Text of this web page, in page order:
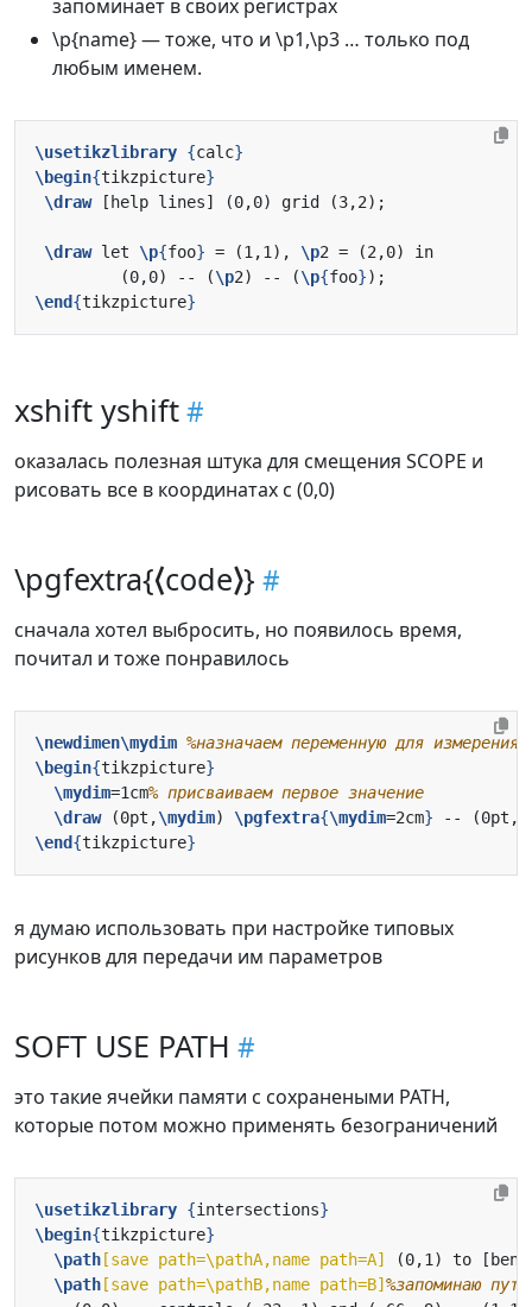
запоминает в своих регистрах
\p{name} — тоже, что и \p1,\p3 … только под
любым именем.
\usetikzlibrary {calc}
\begin{tikzpicture}
\draw
\draw let \p{foo} = (1,1), \p
         (0,0) -- (
\p2) -- (\p{foo}
\end{tikzpicture}
xshift yshift
оказалась полезная штука для смещения SCOPE и
рисовать все в координатах с (0,0)
\pgfextra{⟨code⟩}
сначала хотел выбросить, но появилось время,
почитал и тоже понравилось
\newdimen\mydim
\begin{tikzpicture}
\mydim=1cm
\draw (0pt,\mydim) \pgfextra{\mydim=2cm} -- (0pt,
\end{tikzpicture}
я думаю использовать при настройке типовых
рисунков для передачи им параметров
SOFT USE PATH
это такие ячейки памяти с сохранеными PATH,
которые потом можно применять безограничений
\usetikzlibrary {intersections}
\begin{tikzpicture}
\path [save path=\pathA,name path=A]
(0,1) to
\path [save path=\pathB,name path=B]